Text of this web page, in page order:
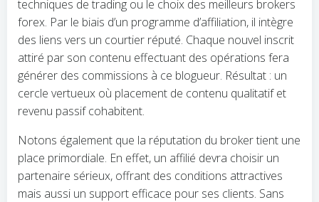
techniques de trading ou le choix des meilleurs brokers
forex. Par le biais d’un programme d’affiliation, il intègre
des liens vers un courtier réputé. Chaque nouvel inscrit
attiré par son contenu effectuant des opérations fera
générer des commissions à ce blogueur. Résultat : un
cercle vertueux où placement de contenu qualitatif et
revenu passif cohabitent.
Notons également que la réputation du broker tient une
place primordiale. En effet, un affilié devra choisir un
partenaire sérieux, offrant des conditions attractives
mais aussi un support efficace pour ses clients. Sans